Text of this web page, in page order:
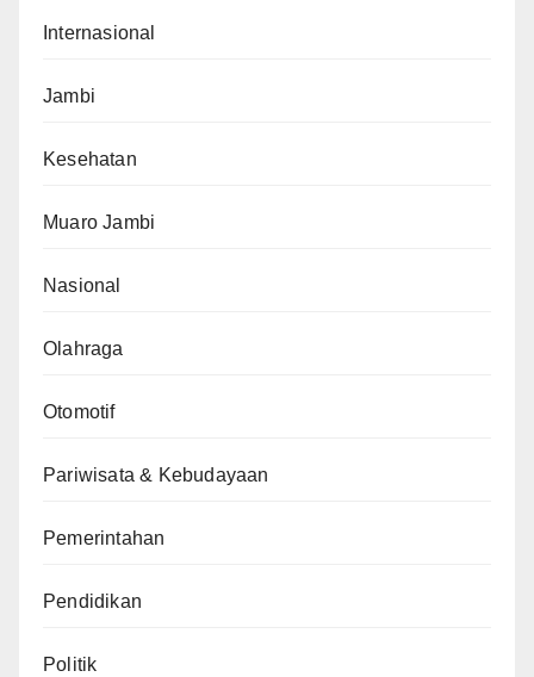
Internasional
Jambi
Kesehatan
Muaro Jambi
Nasional
Olahraga
Otomotif
Pariwisata & Kebudayaan
Pemerintahan
Pendidikan
Politik